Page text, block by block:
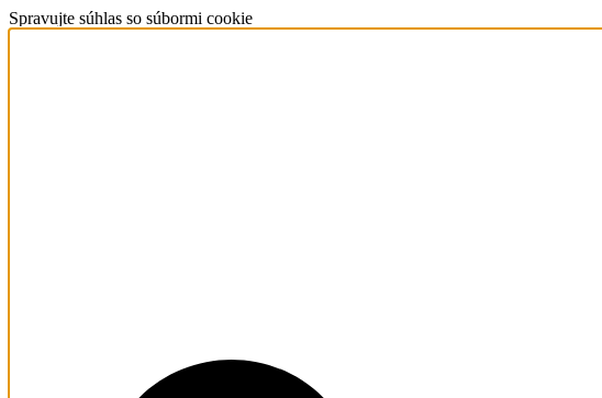
Spravujte súhlas so súbormi cookie